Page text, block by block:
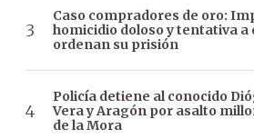
Caso compradores de oro:
homicidio doloso y tentativa a
ordenan su prisión
Policía detiene al conocido
Vera y Aragón por asalto
de la Mora